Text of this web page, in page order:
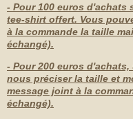
- Pour 100 euros d'achats
tee-shirt offert. Vous
à la commande la taille
échangé).
- Pour 200 euros
nous préciser la taille et
message joint à la
échangé).